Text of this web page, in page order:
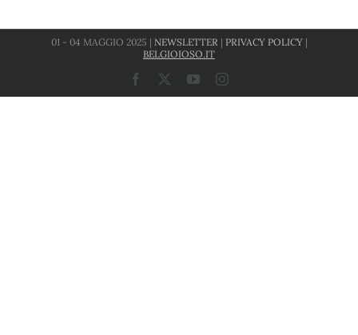
01 - 04 MAGGIO 2025 | NEWSLETTER | PRIVACY POLICY|
BELGIOIOSO.IT
Facebook YouTubeInstagram